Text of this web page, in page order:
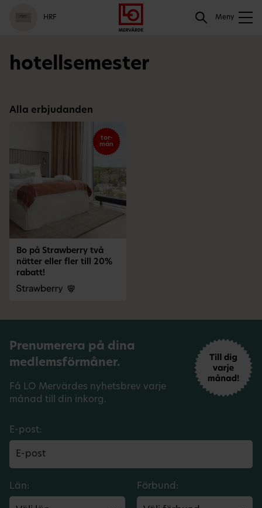
Gå
till
meny
Logga
in
Hoppa
till
innehåll
HRF Meny
Sök
hotellsemester
Alla erbjudanden
tor-
mån
Bo på Strawberry två
nätter eller fler till 20%
rabatt!
Prenumerera på dina
medlemsförmåner.
Få LO Mervärdes nyhetsbrev varje
månad till din inkorg.
E-post:
Län: Förbund: